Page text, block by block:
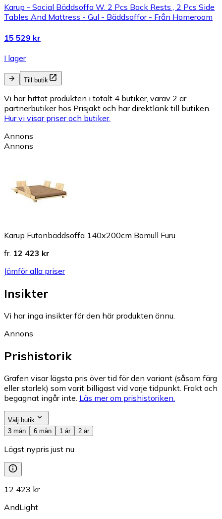
Karup - Social Bäddsoffa W. 2 Pcs Back Rests , 2 Pcs Side
Tables And Mattress - Gul - Bäddsoffor - Från Homeroom
15 529 kr
I lager
Till butik
Vi har hittat produkten i totalt 4 butiker, varav 2 är
partnerbutiker hos Prisjakt och har direktlänk till butiken.
Hur vi visar priser och butiker.
Annons
Annons
Karup Futonbäddsoffa 140x200cm Bomull Furu
fr. 12 423 kr
Jämför alla priser
Insikter
Vi har inga insikter för den här produkten ännu.
Annons
Prishistorik
Grafen visar lägsta pris över tid för den variant (såsom färg
eller storlek) som varit billigast vid varje tidpunkt. Frakt och
begagnat ingår inte. Läs mer om prishistoriken.
Välj butik
3 mån
6 mån 1 år 2 år
Lägst nypris just nu
12 423 kr
AndLight